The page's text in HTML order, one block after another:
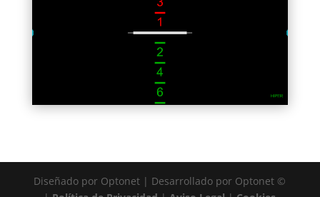
Diseñado por Optonet | Desarrollado por Optonet ©